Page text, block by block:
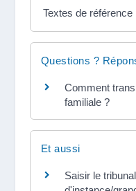
Textes de référence
Questions ?
Comment
familiale ?
Et aussi
Saisir le